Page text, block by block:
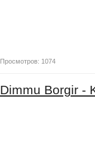
Просмотров: 1074
Dimmu Borgir -